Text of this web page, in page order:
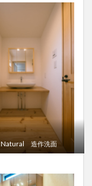
Natural 造作洗面